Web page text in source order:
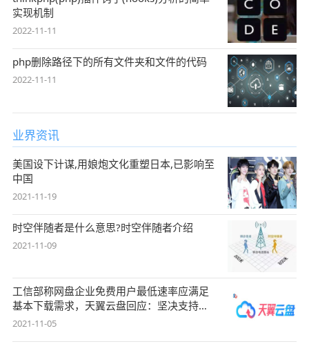
实现机制
2022-11-11
php删除路径下的所有文件夹和文件的代码
2022-11-11
业界资讯
美国设下计谋,用娘炮文化重塑日本,已影响至
中国
2021-11-19
时空伴随者是什么意思?时空伴随者介绍
2021-11-09
工信部称网盘企业免费用户最低速率应满足
基本下载需求，天翼云盘回应：坚决支持，
始终
2021-11-05